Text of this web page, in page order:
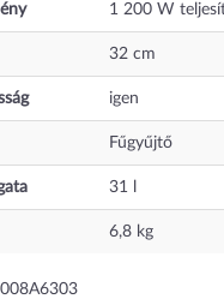
1 200 W
32 cm
igen
Fűgyűjtő
31
6,8 kg